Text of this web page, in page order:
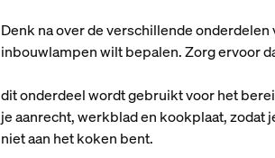
Denk na over de verschillende
inbouwlampen wilt bepalen. Zorg ervoor
dit onderdeel wordt gebruikt voor het
je aanrecht, werkblad en kookplaat,
niet aan het koken bent.